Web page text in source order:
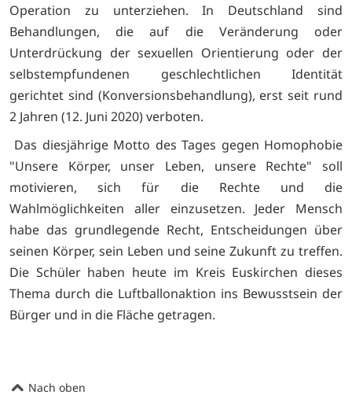
Operation zu unterziehen. In Deutschland sind
Behandlungen, die auf die Veränderung oder
Unterdrückung der sexuellen Orientierung oder der
selbstempfundenen geschlechtlichen Identität
gerichtet sind (Konversionsbehandlung), erst seit rund
2 Jahren (12. Juni 2020) verboten.
Das diesjährige Motto des Tages gegen Homophobie
"Unsere Körper, unser Leben, unsere Rechte" soll
motivieren, sich für die Rechte und die
Wahlmöglichkeiten aller einzusetzen. Jeder Mensch
habe das grundlegende Recht, Entscheidungen über
seinen Körper, sein Leben und seine Zukunft zu treffen.
Die Schüler haben heute im Kreis Euskirchen dieses
Thema durch die Luftballonaktion ins Bewusstsein der
Bürger und in die Fläche getragen.
Nach oben